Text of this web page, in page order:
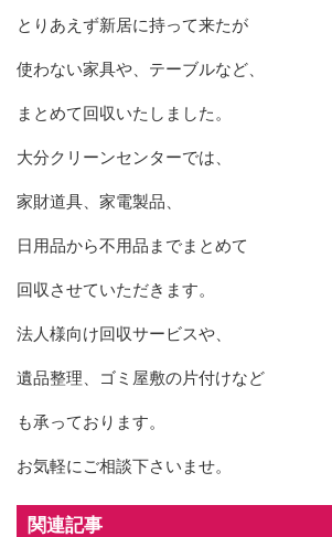
とりあえず新居に持って来たが
使わない家具や、テーブルなど、
まとめて回収いたしました。
大分クリーンセンターでは、
家財道具、家電製品、
日用品から不用品までまとめて
回収させていただきます。
法人様向け回収サービスや、
遺品整理、ゴミ屋敷の片付けなど
も承っております。
お気軽にご相談下さいませ。
関連記事